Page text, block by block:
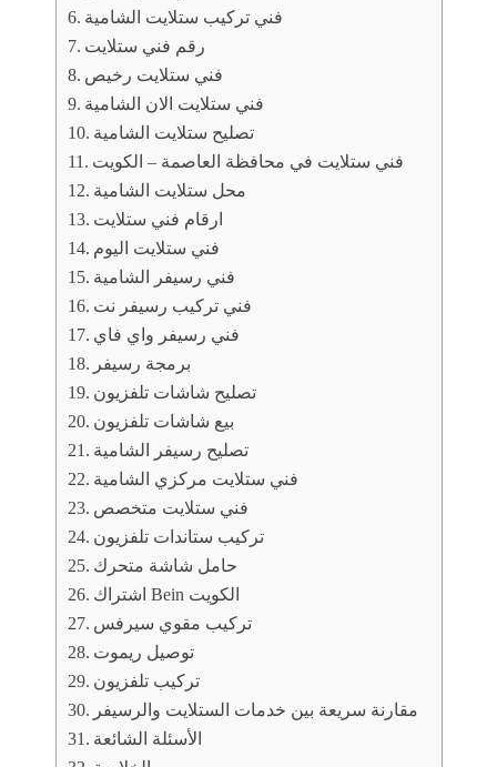
فني تركيب ستلايت الشامية
رقم فني ستلايت
فني ستلايت رخيص
فني ستلايت الان الشامية
تصليح ستلايت الشامية
فني ستلايت في محافظة العاصمة – الكويت
محل ستلايت الشامية
ارقام فني ستلايت
فني ستلايت اليوم
فني رسيفر الشامية
فني تركيب رسيفر نت
فني رسيفر واي فاي
برمجة رسيفر
تصليح شاشات تلفزيون
بيع شاشات تلفزيون
تصليح رسيفر الشامية
فني ستلايت مركزي الشامية
فني ستلايت متخصص
تركيب ستاندات تلفزيون
حامل شاشة متحرك
اشتراك Bein الكويت
تركيب مقوي سيرفس
توصيل ريموت
تركيب تلفزيون
مقارنة سريعة بين خدمات الستلايت والرسيفر
الأسئلة الشائعة